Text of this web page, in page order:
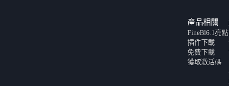
產品相關
FineBl6.1亮點
插件下載
免費下載
獲取激活碼